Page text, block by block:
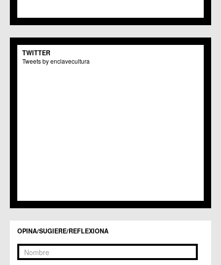
TWITTER
Tweets by enclavecultura
OPINA/SUGIERE/REFLEXIONA